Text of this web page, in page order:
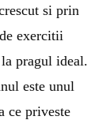
si prin
exercitii
pragul ideal.
este unul
ce priveste